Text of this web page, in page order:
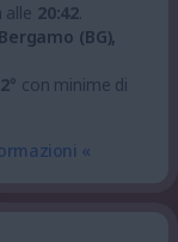
20:42.
Bergamo (BG),
° con minime di
«